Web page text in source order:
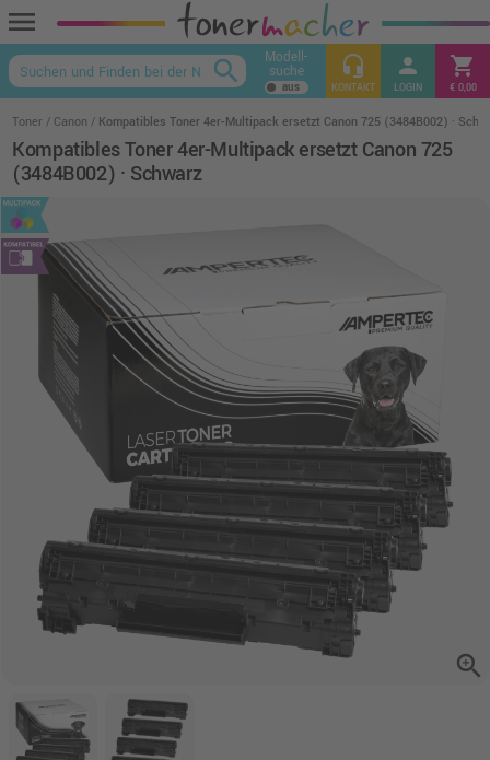
menu
keyboard_arrow_up
search Modell-
suche headset_mic
KONTAKT
person
LOGIN
shopping_cart
€ 0,00
Toner Canon Kompatibles Toner 4er-Multipack ersetzt Canon 725 (3484B002) ·
Kompatibles Toner 4er-Multipack ersetzt Canon 725
(3484B002) · Schwarz
zoom_in